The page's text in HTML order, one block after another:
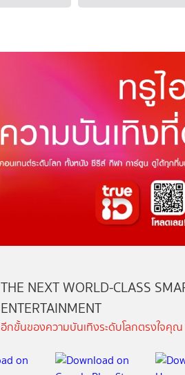
THE NEXT WORLD-CLASS
ENTERTAINMENT
อีกขั้นของความบันเทิงระดับโลกตรงใจคุณ